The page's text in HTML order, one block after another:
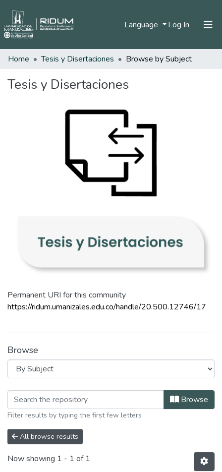
Language Log In (current)
Home Tesis y Disertaciones Browse by Subject
Tesis y Disertaciones
Permanent URI for this community
https://ridum.umanizales.edu.co/handle/20.500.12746/17
Browse
Browsing Tesis y Disertaciones by
Browse
Filter results by typing the first few letters
All browse results
Now showing 1 - 1 of 1